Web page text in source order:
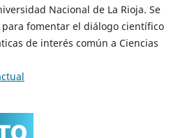
Nacional de La Rioja. Se
fomentar el diálogo científico
de interés común a Ciencias